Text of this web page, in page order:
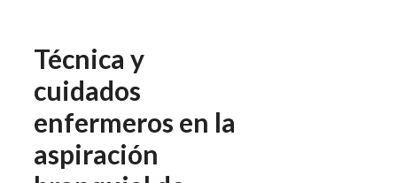
Técnica y
cuidados
enfermeros en la
aspiración